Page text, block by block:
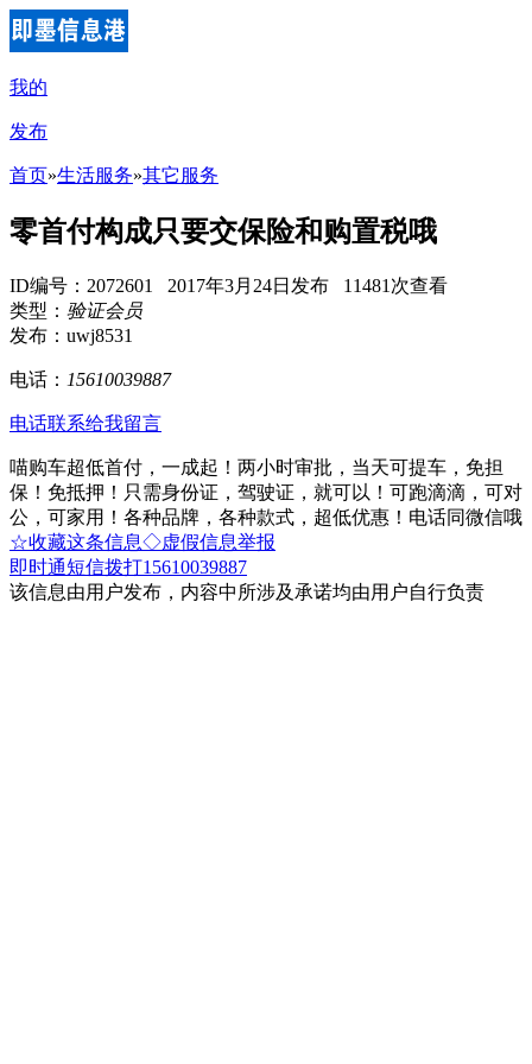
我的
发布
首页»生活服务»其它服务
零首付构成只要交保险和购置税哦
ID编号：2072601 2017年3月24日发布 11481次查看
类型： 验证会员
发布：uwj8531
电话： 15610039887
电话联系给我留言
喵购车超低首付，一成起！两小时审批，当天可提车，免担
保！免抵押！只需身份证，驾驶证，就可以！可跑滴滴，可对
公，可家用！各种品牌，各种款式，超低优惠！电话同微信哦
☆收藏这条信息◇虚假信息举报
即时通短信拨打15610039887
该信息由用户发布，内容中所涉及承诺均由用户自行负责